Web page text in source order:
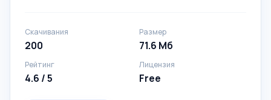
Скачивания
200
Размер
71.6 Мб
Рейтинг
4.6 / 5
Лицензия
Free